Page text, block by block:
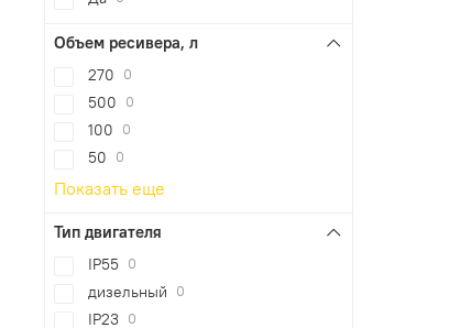
Объем ресивера, л
270 0
500 0
100 0
50 0
Показать еще
Тип двигателя
IP55 0
дизельный 0
IP23 0